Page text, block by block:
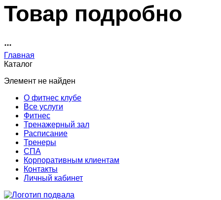
Товар подробно
Главная
Каталог
Элемент не найден
О фитнес клубе
Все услуги
Фитнес
Тренажерный зал
Расписание
Тренеры
СПА
Корпоративным клиентам
Контакты
Личный кабинет